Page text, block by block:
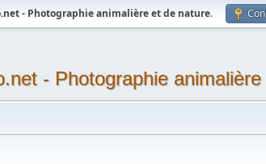
- Photographie animalière et de nature.
- Photographie